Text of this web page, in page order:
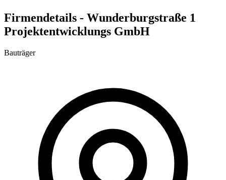
Firmendetails - Wunderburgstraße 1
Projektentwicklungs GmbH
Bauträger